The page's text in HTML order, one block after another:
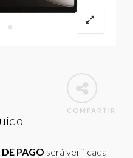
COMPARTIR
PAGO será verificada